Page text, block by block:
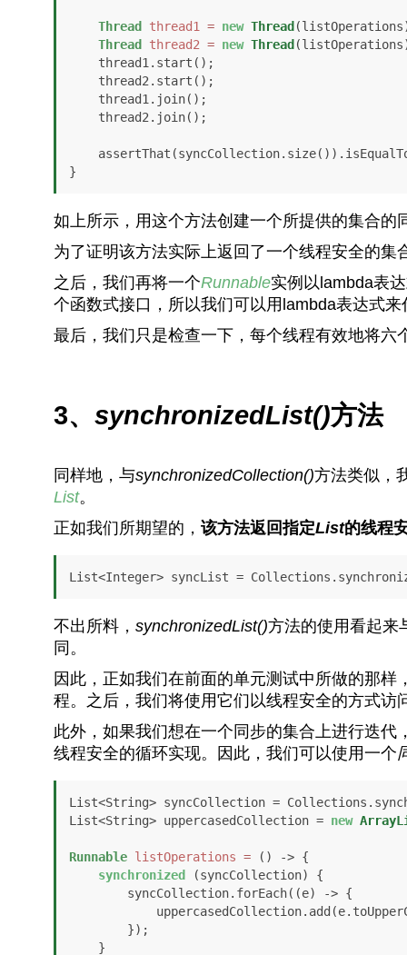
Thread thread1 = new Thread
Thread
thread2 = new Thread
如上所示，用这个方法创建一个所提供的集合的
为了证明该方法实际上返回了一个线程安全的集
之后，我们再将一个Runnable实例以lambda表
个函数式接口，所以我们可以用lambda表达式来
最后，我们只是检查一下，每个线程有效地将
3、 synchronizedList()方法
同样地，与synchronizedCollection()方法类似，
List。
正如我们所期望的， 该方法返回指定List的线程
List<Integer> syncList =
不出所料， synchronizedList()方法的使用看起来
同。
因此，正如我们在前面的单元测试中所做的那样
程。之后，我们将使用它们以线程安全的方式访
此外，如果我们想在一个同步的集合上进行迭
线程安全的循环实现。因此，我们可以使用一个
List<String> syncCollection =
List<String> uppercasedCollection = new
Runnable listOperations = () -> {
synchronized
(syncCollection) {